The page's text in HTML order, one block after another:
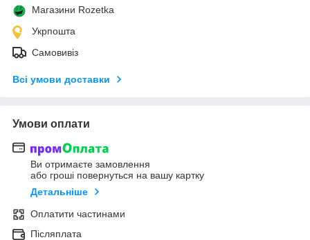
Магазини Rozetka
Укрпошта
Самовивіз
Всі умови доставки
Умови оплати
Ви отримаєте замовлення
або гроші повернуться на вашу картку
Детальніше
Оплатити частинами
Післяплата